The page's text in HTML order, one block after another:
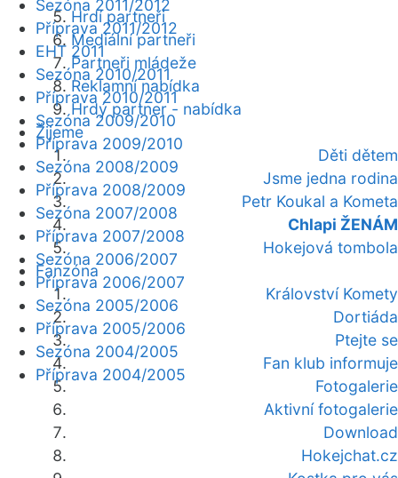
Hrdí partneři
Mediální partneři
Partneři mládeže
Reklamní nabídka
Hrdý partner - nabídka
Žijeme
Děti dětem
Jsme jedna rodina
Petr Koukal a Kometa
Chlapi ŽENÁM
Hokejová tombola
Fanzóna
Království Komety
Dortiáda
Ptejte se
Fan klub informuje
Fotogalerie
Aktivní fotogalerie
Download
Hokejchat.cz
Sezóna 2011/2012
Příprava 2011/2012
EHT 2011
Sezóna 2010/2011
Příprava 2010/2011
Sezóna 2009/2010
Příprava 2009/2010
Sezóna 2008/2009
Příprava 2008/2009
Sezóna 2007/2008
Příprava 2007/2008
Sezóna 2006/2007
Příprava 2006/2007
Sezóna 2005/2006
Příprava 2005/2006
Sezóna 2004/2005
Příprava 2004/2005